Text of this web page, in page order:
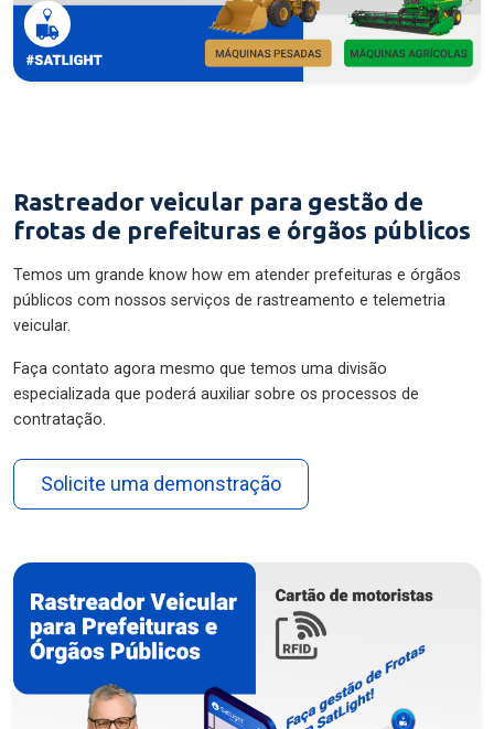
Rastreador veicular para gestão de
frotas de prefeituras e órgãos públicos
Temos um grande know how em atender prefeituras e órgãos
públicos com nossos serviços de rastreamento e telemetria
veicular.
Faça contato agora mesmo que temos uma divisão
especializada que poderá auxiliar sobre os processos de
contratação.
Solicite uma demonstração